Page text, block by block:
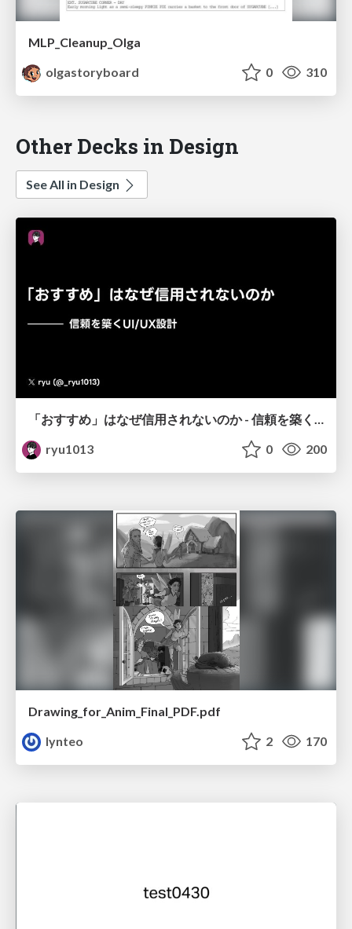
MLP_Cleanup_Olga
olgastoryboard
0 310
Other Decks in Design
See All in Design
ryu1013
0 200
Drawing_for_Anim_Final_PDF.pdf
lynteo
2 170